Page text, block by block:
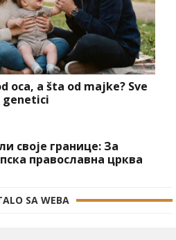
oca, a šta od majke? Sve
genetici
своје границе: За
православна црква
SA WEBA